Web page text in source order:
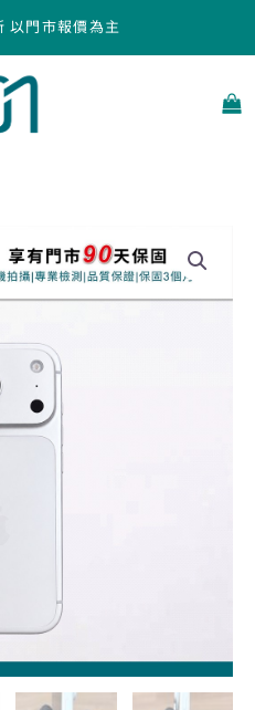
以門市報價為主